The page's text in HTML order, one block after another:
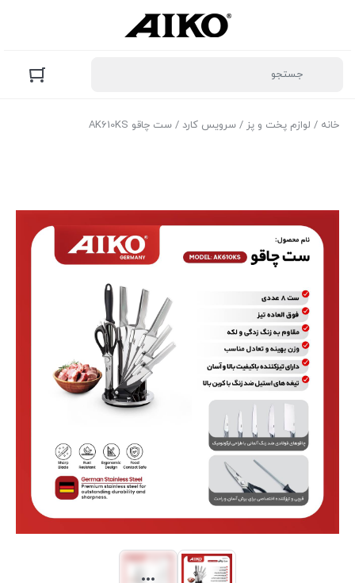
خانه / لوازم پخت و پز / سرویس کارد / ست چاقو AK610KS